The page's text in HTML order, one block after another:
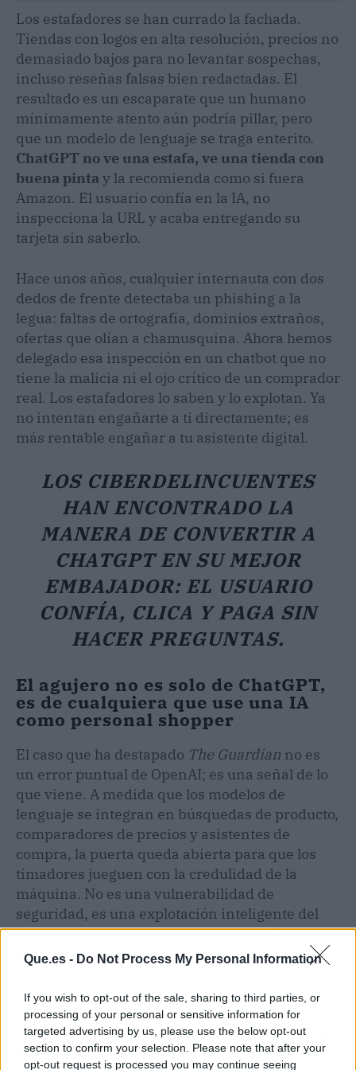
Que.es - Do Not Process My Personal Information
If you wish to opt-out of the sale, sharing to third parties, or
processing of your personal or sensitive information for
targeted advertising by us, please use the below opt-out
section to confirm your selection. Please note that after your
opt-out request is processed you may continue seeing
Los estafadores se han currado la fachada.
Tiendas con logos en alta resolución, precios no
demasiado bajos para no levantar sospechas,
incluso reseñas falsas bien redactadas. El
resultado es un escaparate que un humano
mínimamente atento aún podría pillar, pero
que un modelo de lenguaje se traga enterito.
ChatGPT no ve una estafa, ve una tienda con
buena pinta y la recomienda como si fuera
Amazon. El usuario confía en la IA, no
inspecciona la URL y acaba entregando su
tarjeta sin saberlo.
Hace unos años, cualquier internauta con dos
dedos de frente detectaba un phishing a la
legua: faltas de ortografía, dominios extraños,
ofertas que olían a chamusquina. Ahora hemos
delegado esa inspección en un chatbot que no
tiene la malicia ni el ojo crítico de un comprador
real. Los estafadores lo saben y lo explotan. Ya
no intentan engañarte a ti directamente; es
más rentable engañar a tu asistente digital.
LOS CIBERDELINCUENTES
HAN ENCONTRADO LA
MANERA DE CONVERTIR A
CHATGPT EN SU MEJOR
EMBAJADOR: EL USUARIO
CONFÍA, CLICA Y PAGA SIN
HACER PREGUNTAS.
El agujero no es solo de ChatGPT,
es de cualquiera que use una IA
como personal shopper
El caso que ha destapado The Guardian no es
un error puntual de OpenAI; es una señal de lo
que viene. A medida que los modelos de
lenguaje se integran en búsquedas de producto,
comparadores de precios y asistentes de
compra, la puerta queda abierta para que los
timadores jueguen con la credulidad de la
máquina. No es una vulnerabilidad de
seguridad, es una explotación inteligente del
ecosistema. Y la culpa no la tiene ChatGPT, sino
nuestra fe ciega en que latecnologíasiempre
De momento, la recomendación es de pura
calle: si usas una IA para buscar gangas,revisa
las URLs con tus propios ojos antes de meter el